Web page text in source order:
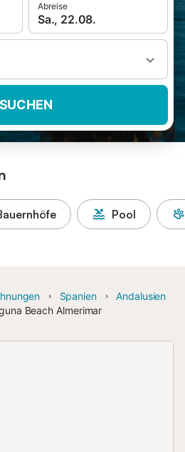
Abreise
Sa., 22.08.
SUCHEN
Pool
Spanien
Andalusien
Beach Almerimar